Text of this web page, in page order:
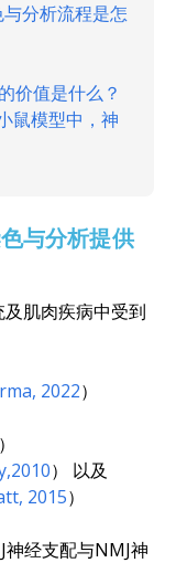
分析流程是怎
价值是什么？
鼠模型中，神
与分析提供
肌肉疾病中受到
2022）
）
2010）
以及
2015）
经支配与NMJ神